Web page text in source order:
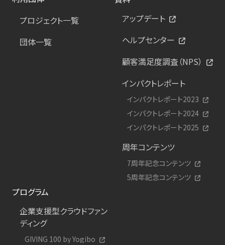
プロジェクト一覧
団体一覧
アップデート
ヘルプセンター
顧客満足度調査（NPS）
インパクトレポート
インパクトレポート2023
インパクトレポート2024
インパクトレポート2025
周年コンテンツ
7周年記念コンテンツ
5周年記念コンテンツ
プログラム
企業支援型クラウドファン
ディング
GIVING 100 by Yogibo